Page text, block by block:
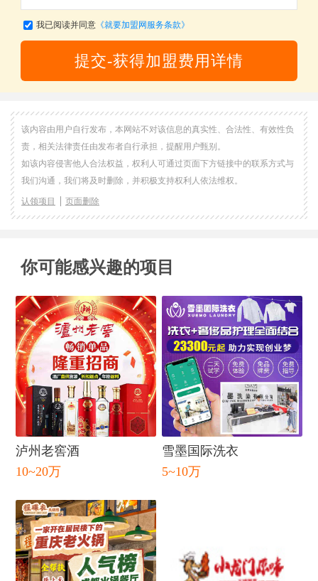
我已阅读并同意《就要加盟网服务条款》
提交-获得加盟费用详情
该内容由用户自行发布，本网站不对该信息的真实性、合法性、有效性负
责，相关法律责任由发布者自行承担，提醒用户甄别。
如该内容侵害他人合法权益，权利人可通过页面下方链接中的联系方式与
我们沟通，我们将及时删除，并积极支持权利人依法维权。
认领项目 页面删除
你可能感兴趣的项目
泸州老窖酒
10~20万
雪墨国际洗衣
5~10万